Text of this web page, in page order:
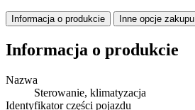
Informacja o produkcie Inne opcje zakupu
Informacja o produkcie
Nazwa
Sterowanie, klimatyzacja
Identyfikator części pojazdu